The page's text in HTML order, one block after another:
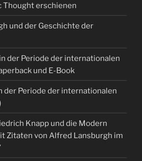
Thought erschienen
und der Geschichte der
der Periode der internationalen
und E-Book
der Periode der internationalen
Knapp und die Modern
Zitaten von Alfred Lansburgh im